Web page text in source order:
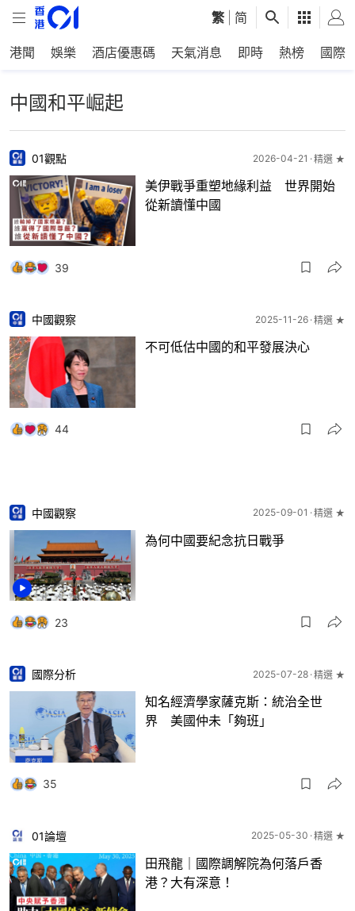
繁 简
港聞 娛樂 酒店優惠碼 天氣消息 即時 熱榜 國際
中國和平崛起
01觀點 2026-04-21 精選 ★
美伊戰爭重塑地緣利益 世界開始
從新讀懂中國
39
中國觀察 2025-11-26 精選 ★
不可低估中國的和平發展決心
44
中國觀察 2025-09-01 精選 ★
為何中國要紀念抗日戰爭
23
國際分析 2025-07-28 精選 ★
知名經濟學家薩克斯：統治全世
界 美國仲未「夠班」
35
01論壇 2025-05-30 精選 ★
田飛龍｜國際調解院為何落戶香
港？大有深意！